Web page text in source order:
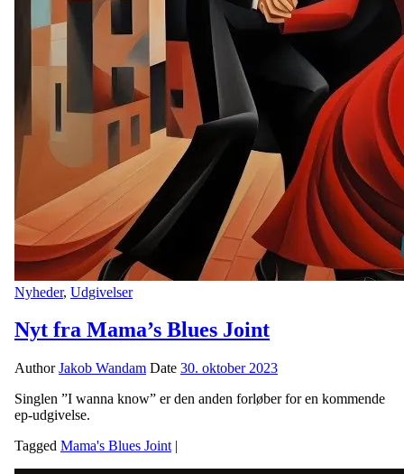
Nyheder, Udgivelser
Nyt fra Mama’s Blues Joint
AuthorJakob Wandam Date 30. oktober 2023
Singlen ”I wanna know” er den anden forløber for en kommende
ep-udgivelse.
Tagged Mama's Blues Joint |